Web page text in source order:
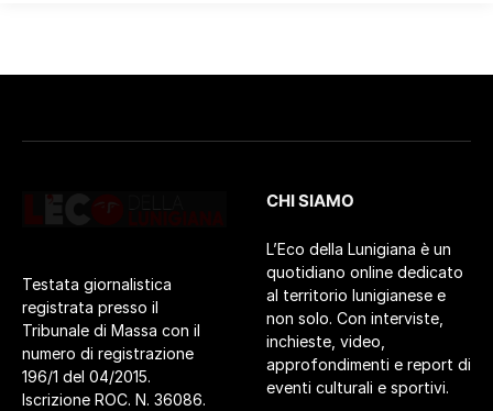
Testata giornalistica
registrata presso il
Tribunale di Massa con il
numero di registrazione
196/1 del 04/2015.
Iscrizione ROC. N. 36086.
CHI SIAMO
L’Eco della Lunigiana è un
quotidiano online dedicato
al territorio lunigianese e
non solo. Con interviste,
inchieste, video,
approfondimenti e report di
eventi culturali e sportivi.